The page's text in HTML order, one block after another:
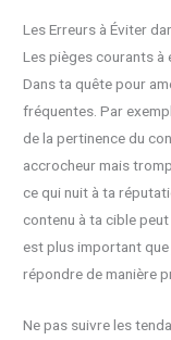
Les Erreurs à Éviter
Les pièges courants à
Dans ta quête pour
fréquentes. Par
de la pertinence du
accrocheur mais
ce qui nuit à ta
contenu à ta cible
est plus important que
répondre de manière
Ne pas suivre les